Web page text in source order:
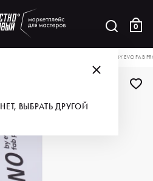
0
НЕТ, ВЫБРАТЬ ДРУГОЙ
STAINO BY EVO